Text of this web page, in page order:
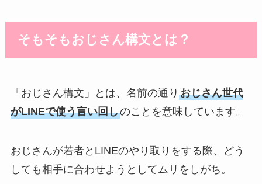
そもそもおじさん構文とは？
「おじさん構文」とは、名前の通り おじさん世代
がLINEで使う言い回しのことを意味しています。
おじさんが若者とLINEのやり取りをする際、どう
しても相手に合わせようとしてムリをしがち。